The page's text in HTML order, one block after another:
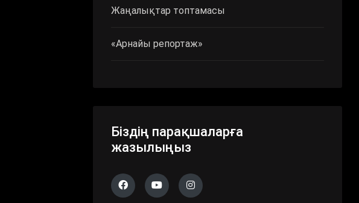
Жаңалықтар топтамасы
«Арнайы репортаж»
Біздің парақшаларға
жазылыңыз